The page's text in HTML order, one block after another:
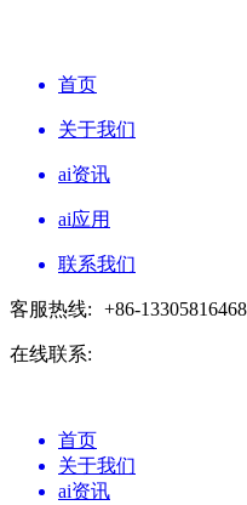
首页
关于我们
ai资讯
ai应用
联系我们
客服热线: +86-13305816468
在线联系:
首页
关于我们
ai资讯